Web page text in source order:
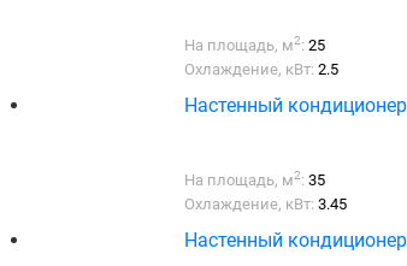
На площадь, м2: 25
Охлаждение, кВт: 2.5
Настенный
На площадь, м2: 35
Охлаждение, кВт: 3.45
Настенный